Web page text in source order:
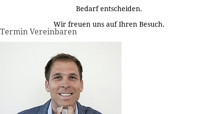
Bedarf entscheiden.
Wir freuen uns auf Ihren Besuch.
Termin Vereinbaren